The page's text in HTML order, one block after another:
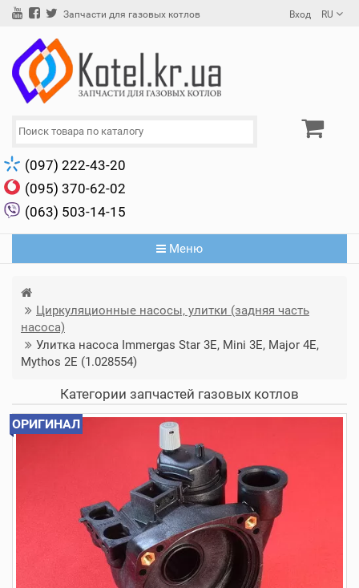
Запчасти для газовых котлов Вход RU
(097) 222-43-20
(095) 370-62-02
(063) 503-14-15
Меню
Циркуляционные насосы, улитки (задняя часть
насоса)
Улитка насоса Immergas Star 3E, Mini 3E, Major 4E,
Mythos 2E (1.028554)
Категории запчастей газовых котлов
ОРИГИНАЛ